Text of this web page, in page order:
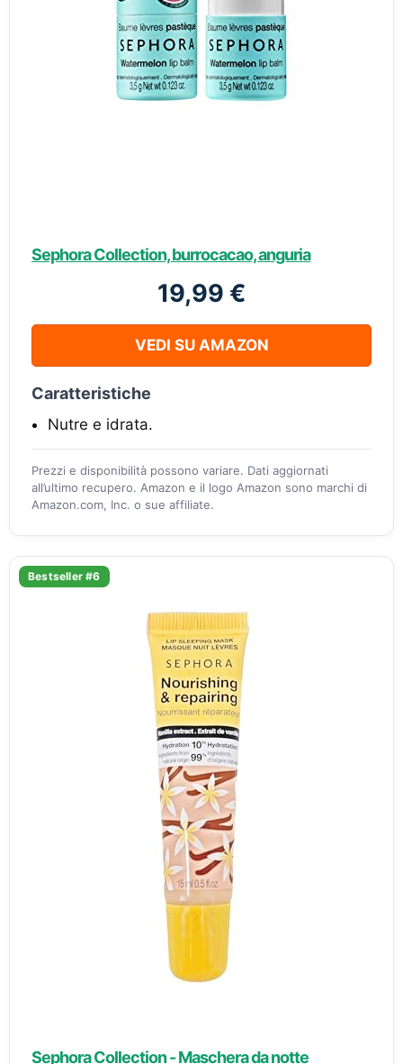
Sephora Collection, burrocacao, anguria
19,99 €
VEDI SU AMAZON
Caratteristiche
Nutre e idrata.
Prezzi e disponibilità possono variare. Dati aggiornati
all’ultimo recupero. Amazon e il logo Amazon sono marchi di
Amazon.com, Inc. o sue affiliate.
Bestseller #6
Sephora Collection - Maschera da notte